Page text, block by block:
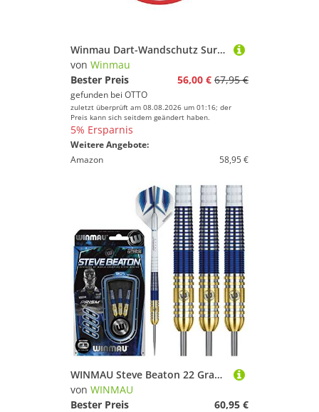
Winmau Dart-Wandschutz Surround Pro-Line 2.0 red 4450, Dartscheibe Dart Scheibe Darts
von Winmau
Bester Preis
56,00 € 67,95 €
gefunden bei OTTO
zuletzt überprüft am 08.08.2026 um 01:16; der
Preis kann sich seitdem geändert haben.
5% Ersparnis
Weitere Angebote:
Amazon
58,95 €
WINMAU Steve Beaton 22 Gram Profi Wolfram Steeltip Dartpfeile Set mit Flights und Schäfte
von WINMAU
Bester Preis
60,95 €